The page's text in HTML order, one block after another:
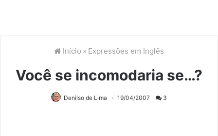
Início » Expressões em Inglês
Você se incomodaria se…?
Denilso de Lima 19/04/2007 3